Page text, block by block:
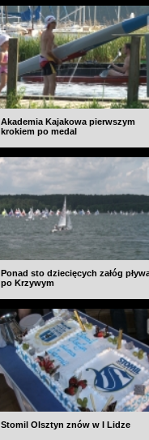
Akademia Kajakowa pierwszym
krokiem po medal
Ponad sto dziecięcych załóg
po Krzywym
Stomil Olsztyn znów w I Lidze